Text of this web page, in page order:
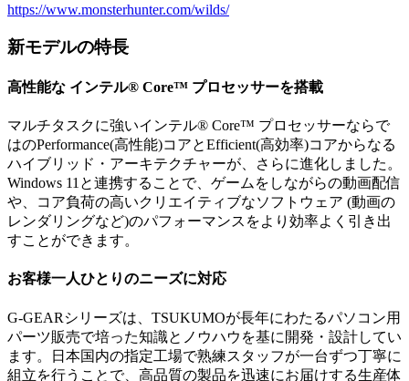
https://www.monsterhunter.com/wilds/
新モデルの特長
高性能な インテル® Core™ プロセッサーを搭載
マルチタスクに強いインテル® Core™ プロセッサーならで
はのPerformance(高性能)コアとEfficient(高効率)コアからなる
ハイブリッド・アーキテクチャーが、さらに進化しました。
Windows 11と連携することで、ゲームをしながらの動画配信
や、コア負荷の高いクリエイティブなソフトウェア (動画の
レンダリングなど)のパフォーマンスをより効率よく引き出
すことができます。
お客様一人ひとりのニーズに対応
G-GEARシリーズは、TSUKUMOが長年にわたるパソコン用
パーツ販売で培った知識とノウハウを基に開発・設計してい
ます。日本国内の指定工場で熟練スタッフが一台ずつ丁寧に
組立を行うことで、高品質の製品を迅速にお届けする生産体